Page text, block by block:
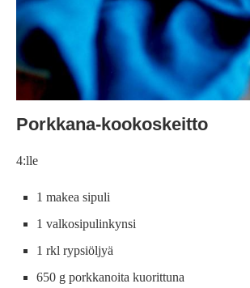
Porkkana-kookoskeitto
4:lle
1 makea sipuli
1 valkosipulinkynsi
1 rkl rypsiöljyä
650 g porkkanoita kuorittuna